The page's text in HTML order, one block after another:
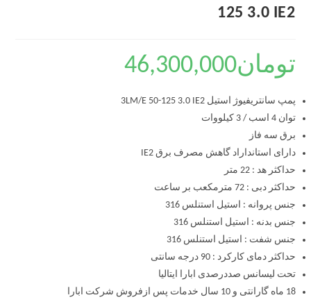
125 3.0 IE2
تومان46,300,000
پمپ سانتریفیوژ استیل 3LM/E 50-125 3.0 IE2
توان 4 اسب / 3 کیلووات
برق سه فاز
دارای استانداراد گاهش مصرف برق IE2
حداکثر هد : 22 متر
حداکثر دبی : 72 مترمکعب بر ساعت
جنس پروانه : استیل استنلس 316
جنس بدنه : استیل استنلس 316
جنس شفت : استیل استنلس 316
حداکثر دمای کارکرد : 90 درجه سانتی
تحت لیسانس صددرصدی ابارا ایتالیا
18 ماه گارانتی و 10 سال خدمات پس ازفروش شرکت ابارا